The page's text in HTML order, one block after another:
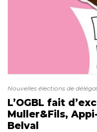
Nouvelles élections de
L’OGBL fait
Muller&Fils,
Belval